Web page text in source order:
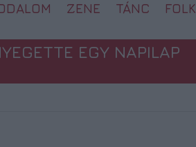
ZENE TÁNC FOLK
EGY NAPILAP